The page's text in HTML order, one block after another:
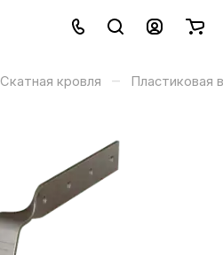
Скатная кровля – Пластиковая